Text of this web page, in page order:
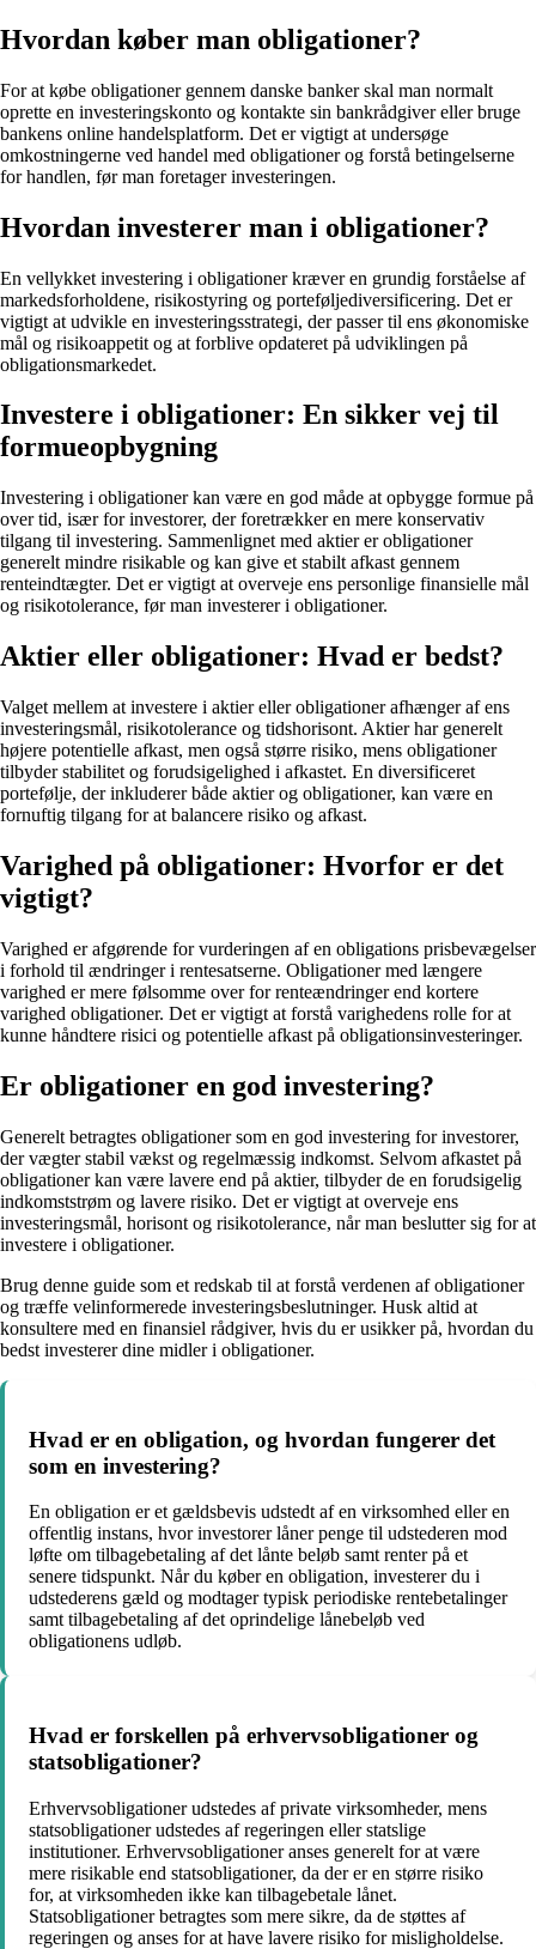
Hvordan køber man obligationer?
For at købe obligationer gennem danske banker skal man normalt
oprette en investeringskonto og kontakte sin bankrådgiver eller bruge
bankens online handelsplatform. Det er vigtigt at undersøge
omkostningerne ved handel med obligationer og forstå betingelserne
for handlen, før man foretager investeringen.
Hvordan investerer man i obligationer?
En vellykket investering i obligationer kræver en grundig forståelse af
markedsforholdene, risikostyring og porteføljediversificering. Det er
vigtigt at udvikle en investeringsstrategi, der passer til ens økonomiske
mål og risikoappetit og at forblive opdateret på udviklingen på
obligationsmarkedet.
Investere i obligationer: En sikker vej til
formueopbygning
Investering i obligationer kan være en god måde at opbygge formue på
over tid, især for investorer, der foretrækker en mere konservativ
tilgang til investering. Sammenlignet med aktier er obligationer
generelt mindre risikable og kan give et stabilt afkast gennem
renteindtægter. Det er vigtigt at overveje ens personlige finansielle mål
og risikotolerance, før man investerer i obligationer.
Aktier eller obligationer: Hvad er bedst?
Valget mellem at investere i aktier eller obligationer afhænger af ens
investeringsmål, risikotolerance og tidshorisont. Aktier har generelt
højere potentielle afkast, men også større risiko, mens obligationer
tilbyder stabilitet og forudsigelighed i afkastet. En diversificeret
portefølje, der inkluderer både aktier og obligationer, kan være en
fornuftig tilgang for at balancere risiko og afkast.
Varighed på obligationer: Hvorfor er det
vigtigt?
Varighed er afgørende for vurderingen af en obligations prisbevægelser
i forhold til ændringer i rentesatserne. Obligationer med længere
varighed er mere følsomme over for renteændringer end kortere
varighed obligationer. Det er vigtigt at forstå varighedens rolle for at
kunne håndtere risici og potentielle afkast på obligationsinvesteringer.
Er obligationer en god investering?
Generelt betragtes obligationer som en god investering for investorer,
der vægter stabil vækst og regelmæssig indkomst. Selvom afkastet på
obligationer kan være lavere end på aktier, tilbyder de en forudsigelig
indkomststrøm og lavere risiko. Det er vigtigt at overveje ens
investeringsmål, horisont og risikotolerance, når man beslutter sig for at
investere i obligationer.
Brug denne guide som et redskab til at forstå verdenen af obligationer
og træffe velinformerede investeringsbeslutninger. Husk altid at
konsultere med en finansiel rådgiver, hvis du er usikker på, hvordan du
bedst investerer dine midler i obligationer.
Hvad er en obligation, og hvordan fungerer det
som en investering?
En obligation er et gældsbevis udstedt af en virksomhed eller en
offentlig instans, hvor investorer låner penge til udstederen mod
løfte om tilbagebetaling af det lånte beløb samt renter på et
senere tidspunkt. Når du køber en obligation, investerer du i
udstederens gæld og modtager typisk periodiske rentebetalinger
samt tilbagebetaling af det oprindelige lånebeløb ved
obligationens udløb.
Hvad er forskellen på erhvervsobligationer og
statsobligationer?
Erhvervsobligationer udstedes af private virksomheder, mens
statsobligationer udstedes af regeringen eller statslige
institutioner. Erhvervsobligationer anses generelt for at være
mere risikable end statsobligationer, da der er en større risiko
for, at virksomheden ikke kan tilbagebetale lånet.
Statsobligationer betragtes som mere sikre, da de støttes af
regeringen og anses for at have lavere risiko for misligholdelse.